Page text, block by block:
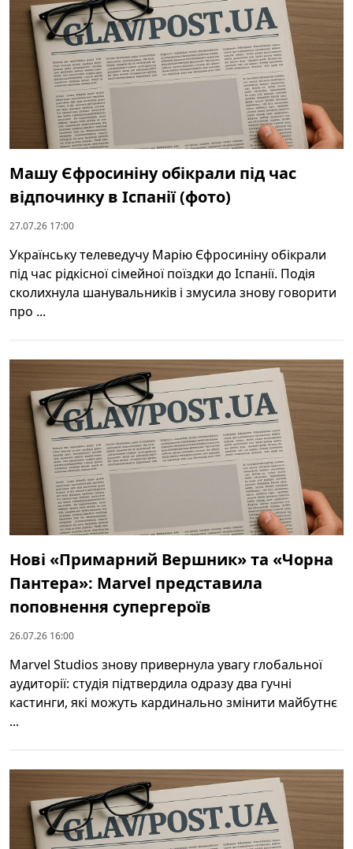
Машу Єфросиніну обікрали під час
відпочинку в Іспанії (фото)
27.07.26 17:00
Українську телеведучу Марію Єфросиніну обікрали
під час рідкісної сімейної поїздки до Іспанії. Подія
сколихнула шанувальників і змусила знову говорити
про ...
Нові «Примарний Вершник» та «Чорна
Пантера»: Marvel представила
поповнення супергероїв
26.07.26 16:00
Marvel Studios знову привернула увагу глобальної
аудиторії: студія підтвердила одразу два гучні
кастинги, які можуть кардинально змінити майбутнє
...